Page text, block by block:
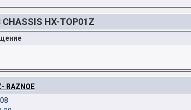
HX-TOP01Z
RAZNOE